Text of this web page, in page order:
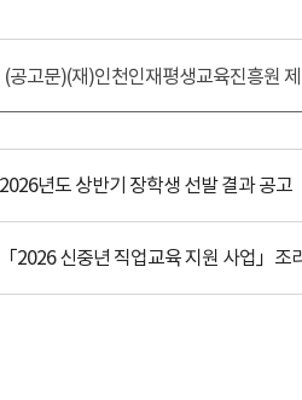
(공고문)(재)인천인재평생교육진흥원
년도 상반기 장학생 선발 결과 공고
2026 신중년 직업교육 지원 사업」조